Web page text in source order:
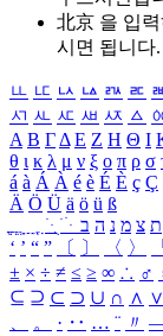
北京 을 입
시면 됩니다.
ㅥ ㅦ ㅧ ㅨ ㅩ ㅪ
ㅺ ㅻ ㅼ ㅽ ㅾ ㅿ
Α Β ΓΔ Ε Ζ Η Θ Ι
θ ι κ λ μ ν ξ ο π ρ σ
á à Á À é è É È ç Ç
Ä Ö Ü ä ö ü ß
ִֶֹ ֻּ ׁׂ ת צ מ נ ה ב
‘ ’ “ ” 〔 〕 〈 〉 「
± × ÷ ≠ ≤ ≥ ∞ ∴ ♂
⊆ ⊇ ⊂ ⊃ ∪ ∩ ∧ ∨
、
。 · ‥ … ¨ 〃